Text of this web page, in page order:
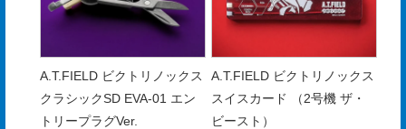
合
せ
COMPANY
A.T.FIELD ビクトリノックス
クラシックSD EVA-01 エン
トリープラグVer.
A.T.FIELD ビクトリノックス
スイスカード （2号機 ザ・
ビースト）